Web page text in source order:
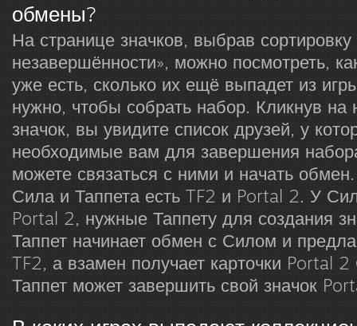
обмены?
На странице значков, выбрав сортировку
незавершённости», можно посмотреть,
уже есть, сколько их ещё выпадет из
нужно, чтобы собрать набор. Кликнув
значок, вы увидите список друзей, у
необходимые вам для завершения
можете связаться с ними и начать
Сила и Таппета есть TF2 и Portal 2. У
Portal 2, нужные Таппету для создания
Таппет начинает обмен с Силом и
TF2, а взамен получает карточки Portal
Таппет может завершить свой значок